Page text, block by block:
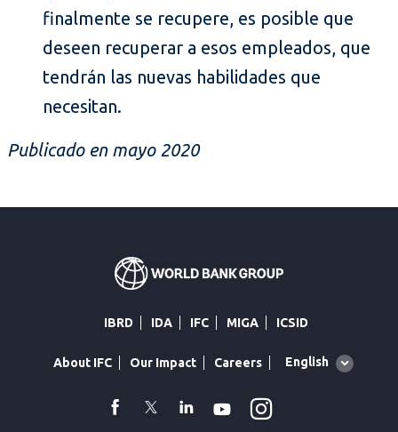
finalmente se recupere, es posible que
deseen recuperar a esos empleados, que
tendrán las nuevas habilidades que
necesitan.
Publicado en mayo 2020
IBRD IDA IFC MIGA ICSID
About IFC Our Impact Careers
Global
English
facebook
TwitterLinkedin
Youtube